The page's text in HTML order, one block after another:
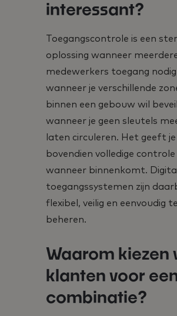
interessant?
Toegangscontrole is een
oplossing wanneer
medewerkers toegang
wanneer je verschillende
binnen een gebouw wil
wanneer je geen sleutels
laten circuleren. Het geeft je
bovendien volledige controle
wanneer binnenkomt.
toegangssystemen zijn
flexibel, veilig en eenvoudig te
beheren.
Waarom kiezen
klanten voor
combinatie?